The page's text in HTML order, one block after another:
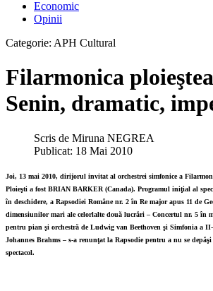
Economic
Opinii
Categorie: APH Cultural
Filarmonica
Senin, dramatic,
Scris de Miruna NEGREA
Publicat: 18 Mai 2010
Joi, 13 mai 2010, dirijorul invitat al orchestrei simfonice a
Ploieşti a fost BRIAN BARKER (Canada). Programul iniţial al
în deschidere, a Rapsodiei Române nr. 2 în Re major apus 11 de
dimensiunilor mari ale celorlalte două lucrări – Concertul nr. 5 în
pentru pian şi orchestră de Ludwig van Beethoven şi Simfonia a
Johannes Brahms – s-a renunţat la Rapsodie pentru a nu se
spectacol.